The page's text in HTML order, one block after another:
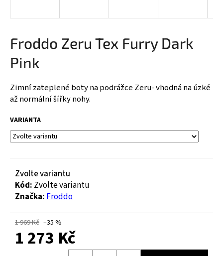
Froddo Zeru Tex Furry Dark
Pink
Zimní zateplené boty na podrážce Zeru- vhodná na úzké
až normální šířky nohy.
VARIANTA
Zvolte variantu
Kód: Zvolte variantu
Značka:Froddo
1 969 Kč –35 %
1 273 Kč
í
t
?
D
p
o
u